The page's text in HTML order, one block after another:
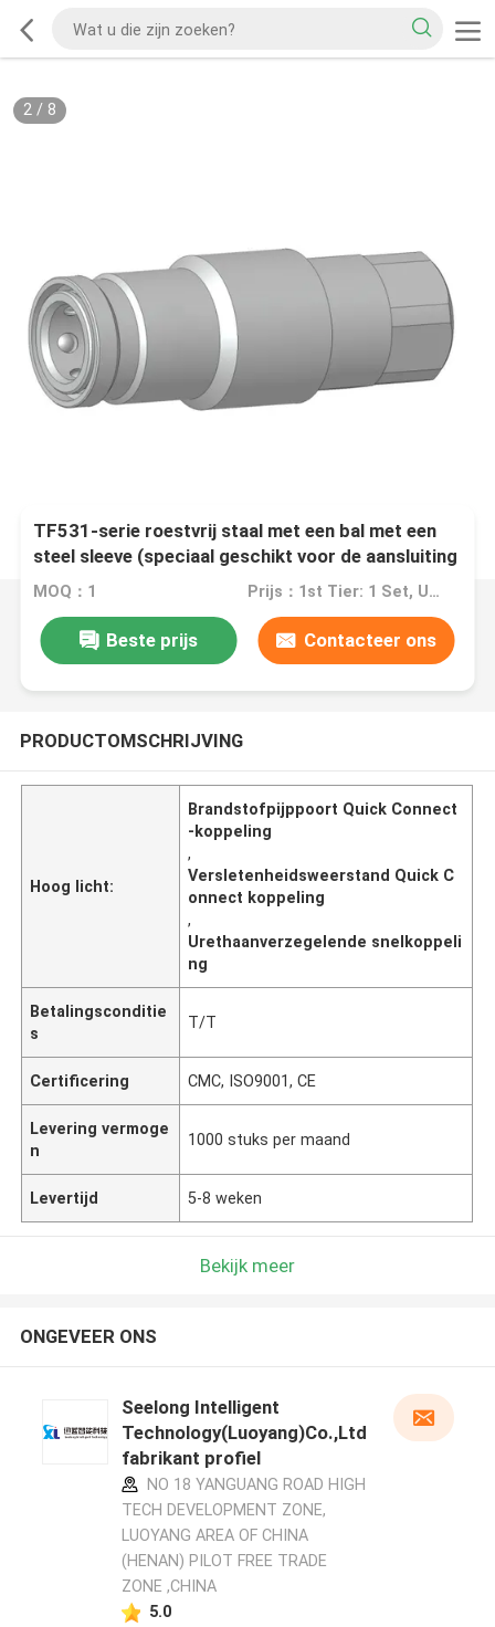
2/ 8
TF531-serie roestvrij staal met een bal met een
steel sleeve (speciaal geschikt voor de aansluiting
van brandstofbuizen)
MOQ：1 Prijs：1st Tier: 1 Set, Unit Price USD 3.00 2nd Tier: 2-5 Sets, Unit Price USD 2.00 3rd Tier: Over 5 Sets, Unit Price USD 1.00
Beste prijs Contacteer ons
PRODUCTOMSCHRIJVING
Hoog licht:
Brandstofpijppoort Quick Connect
-koppeling
,
Versletenheidsweerstand Quick C
onnect koppeling
,
Urethaanverzegelende snelkoppeli
ng
Betalingsconditie
s
T/T
Certificering CMC, ISO9001, CE
Levering vermoge
n
1000 stuks per maand
Levertijd 5-8 weken
Bekijk meer
ONGEVEER ONS
Seelong Intelligent
Technology(Luoyang)Co.,Ltd
fabrikant profiel
NO 18 YANGUANG ROAD HIGH
TECH DEVELOPMENT ZONE,
LUOYANG AREA OF CHINA
(HENAN) PILOT FREE TRADE
ZONE ,CHINA
5.0